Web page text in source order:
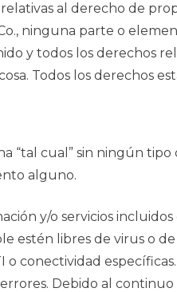
al derecho de
ninguna parte o
y todos los derechos
Todos los derechos
“tal cual” sin ningún
alguno.
y/o servicios
estén libres de virus o
conectividad
Debido al